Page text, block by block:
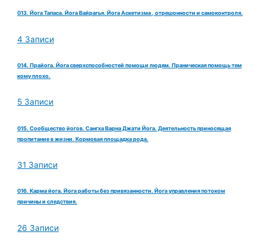
013. Йога Тапаса. Йога Вайрагья. Йога Аскетизма , отрешонности и самоконтроля.
4 Записи
014. Прайога. Йога сверхспособностей помощи людям. Праническая помощь тем
кому плохо.
5 Записи
015. Сообщество йогов. Сангха Варна Джати Йога. Деятельность приносящая
пропитание в жизни. Кормовая площадка рода.
31 Записи
016. Карма йога. Йога работы без привязанности. Йога управления потоком
причины и следствия.
26 Записи